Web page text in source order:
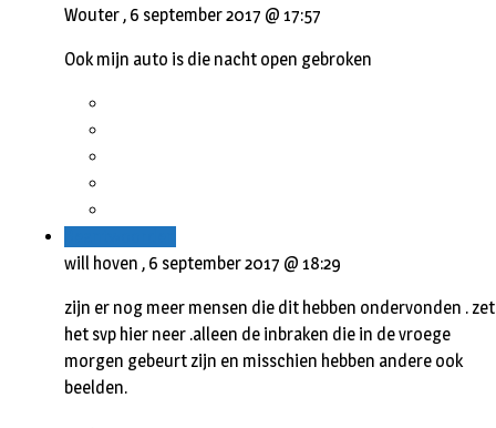
Wouter , 6 september 2017 @ 17:57
Ook mijn auto is die nacht open gebroken
will hoven , 6 september 2017 @ 18:29
zijn er nog meer mensen die dit hebben ondervonden . zet
het svp hier neer .alleen de inbraken die in de vroege
morgen gebeurt zijn en misschien hebben andere ook
beelden.